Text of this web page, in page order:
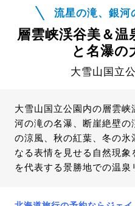
流星の滝、銀河
層雲峡渓谷美＆
と名瀑の
大雪山国立
大雪山国立公園内の層雲
河の滝の名瀑、断崖絶壁の
の涼風、秋の紅葉、冬の
なる表情を見せる自然現
を代表する景勝地での温泉